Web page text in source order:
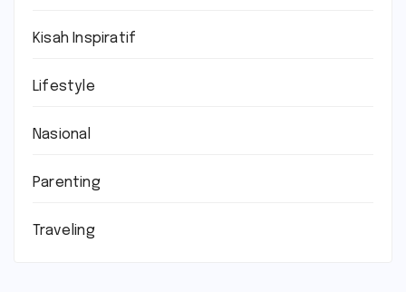
Kisah Inspiratif
Lifestyle
Nasional
Parenting
Traveling